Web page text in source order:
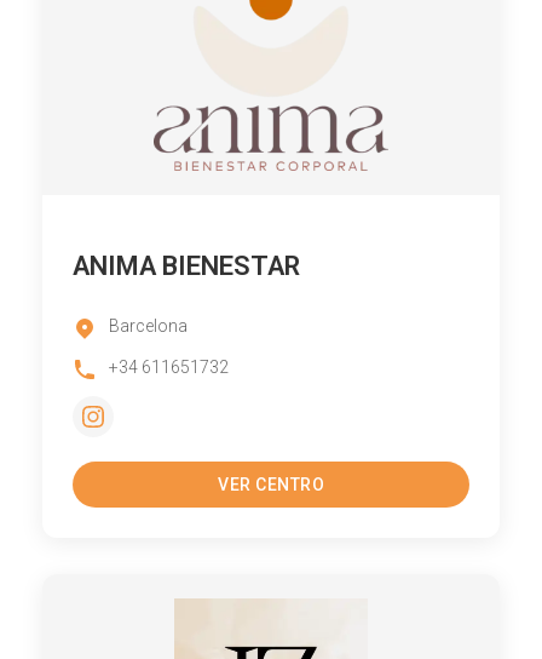
ANIMA BIENESTAR
Barcelona
+34 611651732
VER CENTRO